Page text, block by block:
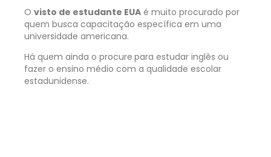
O visto de estudante EUA é muito procurado por
quem busca capacitação específica em uma
universidade americana.
Há quem ainda o procure para estudar inglês ou
fazer o ensino médio com a qualidade escolar
estadunidense.